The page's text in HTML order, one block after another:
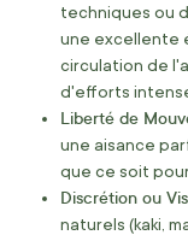
techniques ou
une excellente
circulation de
d'efforts
Liberté de
une aisance
que ce soit
Discrétion ou
naturels (kaki,